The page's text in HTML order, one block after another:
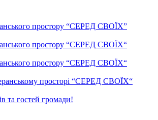
простору “СЕРЕД СВОЇХ”
простору “СЕРЕД СВОЇХ“
простору “СЕРЕД СВОЇХ“
просторі “СЕРЕД СВОЇХ“
та гостей громади!